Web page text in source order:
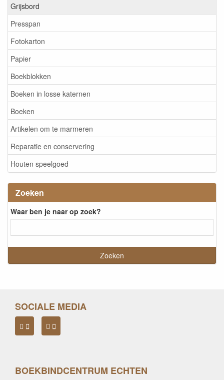
Grijsbord
Presspan
Fotokarton
Papier
Boekblokken
Boeken in losse katernen
Boeken
Artikelen om te marmeren
Reparatie en conservering
Houten speelgoed
Zoeken
Waar ben je naar op zoek?
SOCIALE MEDIA
BOEKBINDCENTRUM ECHTEN